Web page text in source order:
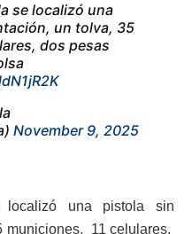
se localizó una
un tolva, 35
dos pesas
November 9, 2025
una pistola sin
municiones, 11 celulares,